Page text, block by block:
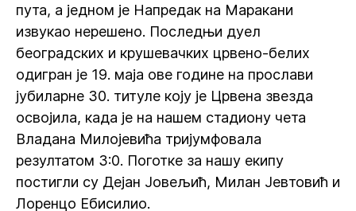
пута, а једном је Напредак на Маракани
извукао нерешено. Последњи дуел
београдских и крушевачких црвено-белих
одигран је 19. маја ове године на прослави
јубиларне 30. титуле коју је Црвена звезда
освојила, када је на нашем стадиону чета
Владана Милојевића тријумфовала
резултатом 3:0. Поготке за нашу екипу
постигли су Дејан Јовељић, Милан Јевтовић и
Лоренцо Ебисилио.